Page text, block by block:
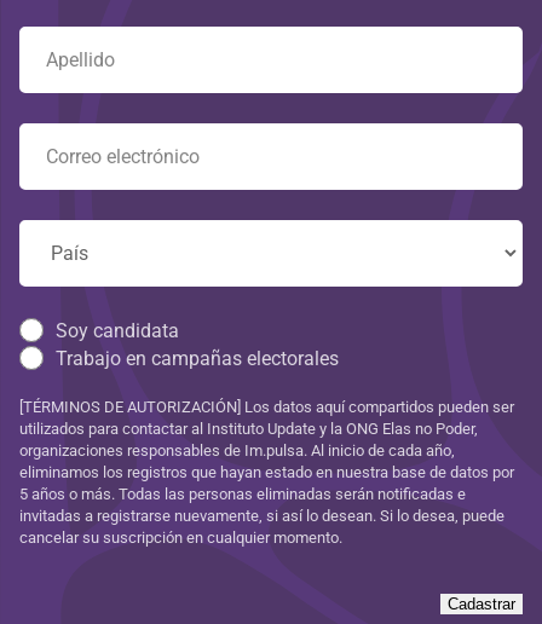
Soy candidata
Trabajo en campañas electorales
[TÉRMINOS DE AUTORIZACIÓN] Los datos aquí compartidos pueden ser
utilizados para contactar al Instituto Update y la ONG Elas no Poder,
organizaciones responsables de Im.pulsa. Al inicio de cada año,
eliminamos los registros que hayan estado en nuestra base de datos por
5 años o más. Todas las personas eliminadas serán notificadas e
invitadas a registrarse nuevamente, si así lo desean. Si lo desea, puede
cancelar su suscripción en cualquier momento.
Cadastrar